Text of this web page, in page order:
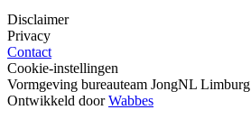
Disclaimer
Privacy
Contact
Cookie-instellingen
Vormgeving bureauteam JongNL Limburg
Ontwikkeld doorWabbes